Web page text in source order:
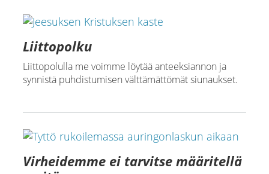
Liittopolku
Liittopolulla me voimme löytää anteeksiannon ja
synnistä puhdistumisen välttämättömät siunaukset.
Virheidemme ei tarvitse määritellä